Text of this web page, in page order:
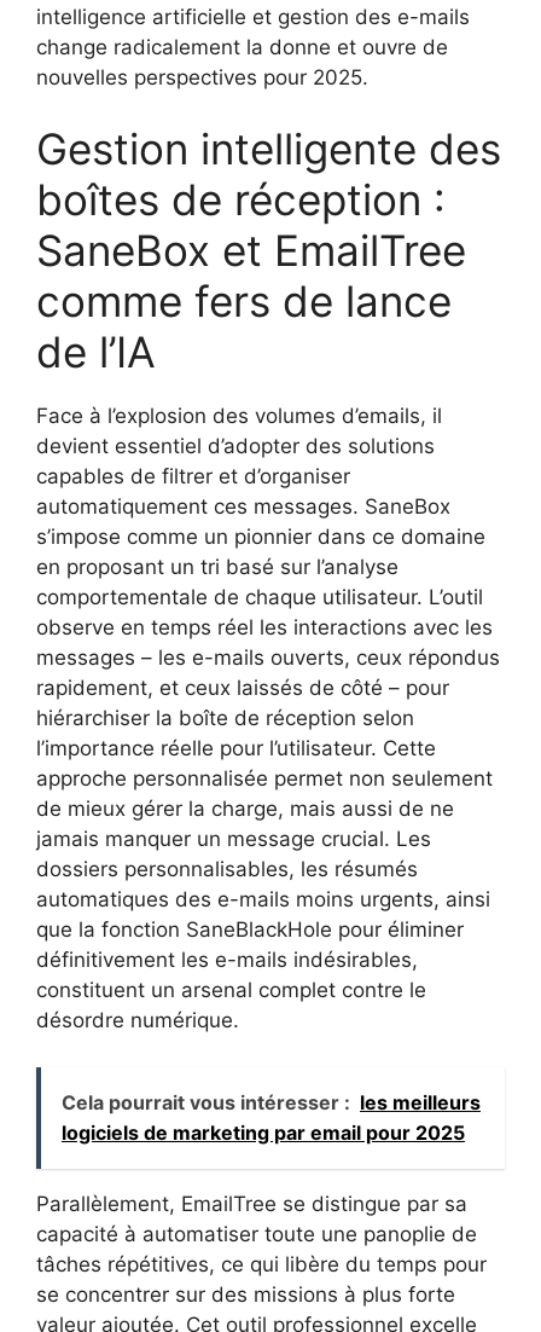
intelligence artificielle et gestion des e-mails
change radicalement la donne et ouvre de
nouvelles perspectives pour 2025.
Gestion intelligente des
boîtes de réception :
SaneBox et EmailTree
comme fers de lance
de l’IA
Face à l’explosion des volumes d’emails, il
devient essentiel d’adopter des solutions
capables de filtrer et d’organiser
automatiquement ces messages. SaneBox
s’impose comme un pionnier dans ce domaine
en proposant un tri basé sur l’analyse
comportementale de chaque utilisateur. L’outil
observe en temps réel les interactions avec les
messages – les e-mails ouverts, ceux répondus
rapidement, et ceux laissés de côté – pour
hiérarchiser la boîte de réception selon
l’importance réelle pour l’utilisateur. Cette
approche personnalisée permet non seulement
de mieux gérer la charge, mais aussi de ne
jamais manquer un message crucial. Les
dossiers personnalisables, les résumés
automatiques des e-mails moins urgents, ainsi
que la fonction SaneBlackHole pour éliminer
définitivement les e-mails indésirables,
constituent un arsenal complet contre le
désordre numérique.
Cela pourrait vous intéresser : les meilleurs
logiciels de marketing par email pour 2025
Parallèlement, EmailTree se distingue par sa
capacité à automatiser toute une panoplie de
tâches répétitives, ce qui libère du temps pour
se concentrer sur des missions à plus forte
valeur ajoutée. Cet outil professionnel excelle